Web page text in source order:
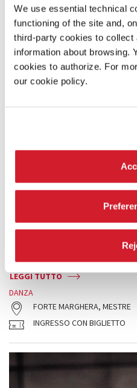
We use essential technical
functioning of the site and,
third-party cookies to
information about browsing.
cookies to authorize. For
our cookie policy.
18:00
CRISTINA CAPRIOLI -
Da soli, insieme, a gruppi, in fila,
riuniscono in un ambiente
spettatori che ascoltano il
LEGGI TUTTO
DANZA
FORTE MARGHERA, MESTRE
INGRESSO CON BIGLIETTO